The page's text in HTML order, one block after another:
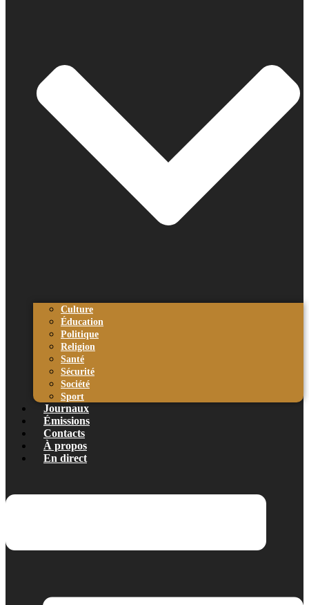
Culture
Éducation
Politique
Religion
Santé
Sécurité
Société
Sport
Journaux
Émissions
Contacts
À propos
En direct